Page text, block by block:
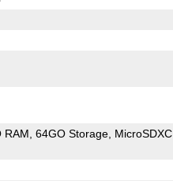
RAM 64GO Storage MicroSDXC